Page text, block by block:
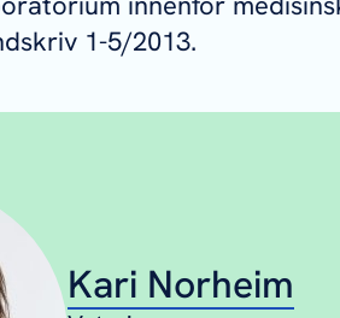
1-5/2013.
Kari Norheim